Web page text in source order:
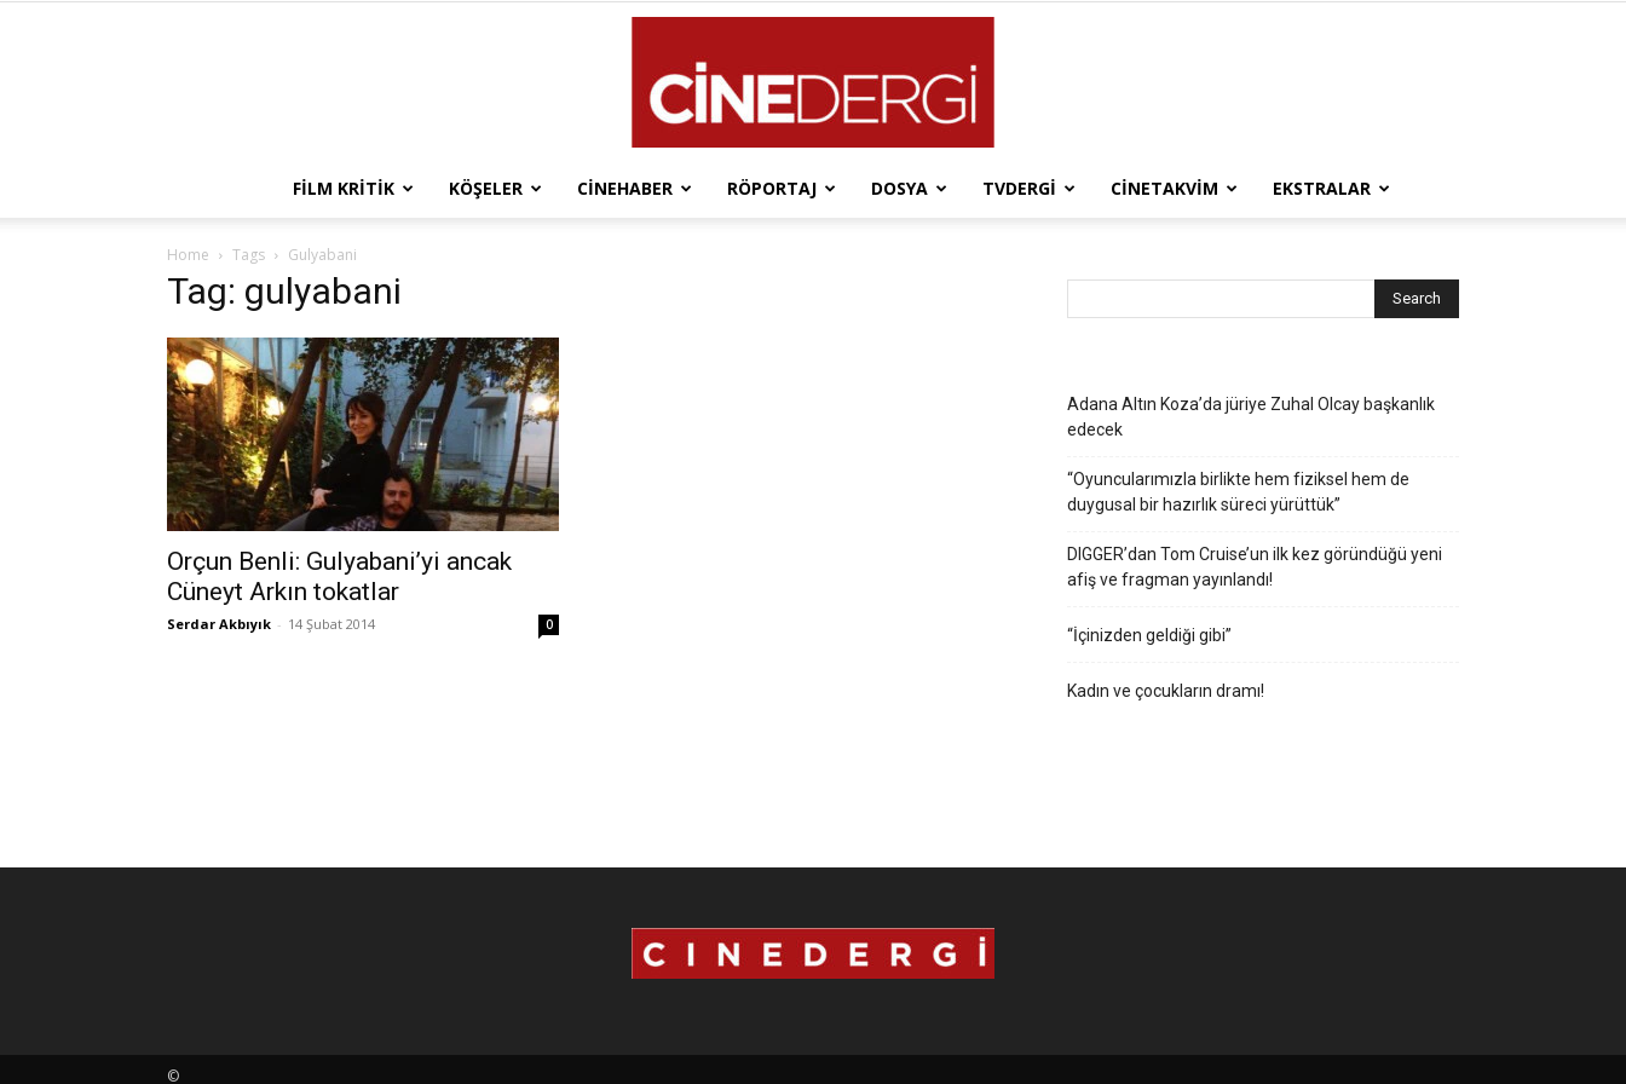
FILM KRITIK KÖŞELER CINEHABER RÖPORTAJ DOSYA TVDERGI CINETAKVIM EKSTRALAR
Home Tags Gulyabani
Tag: gulyabani
Orçun Benli: Gulyabani’yi ancak
Cüneyt Arkın tokatlar
Serdar Akbıyık - 14 Şubat 2014 0
Adana Altın Koza’da jüriye Zuhal Olcay başkanlık
edecek
“Oyuncularımızla birlikte hem fiziksel hem de
duygusal bir hazırlık süreci yürüttük”
DIGGER’dan Tom Cruise’un ilk kez göründüğü yeni
afiş ve fragman yayınlandı!
“İçinizden geldiği gibi”
Kadın ve çocukların dramı!
©